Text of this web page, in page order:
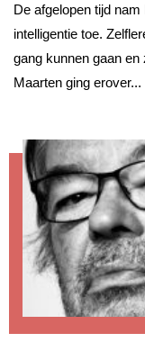
De afgelopen tijd
intelligentie toe.
gang kunnen gaan
Maarten ging erover...